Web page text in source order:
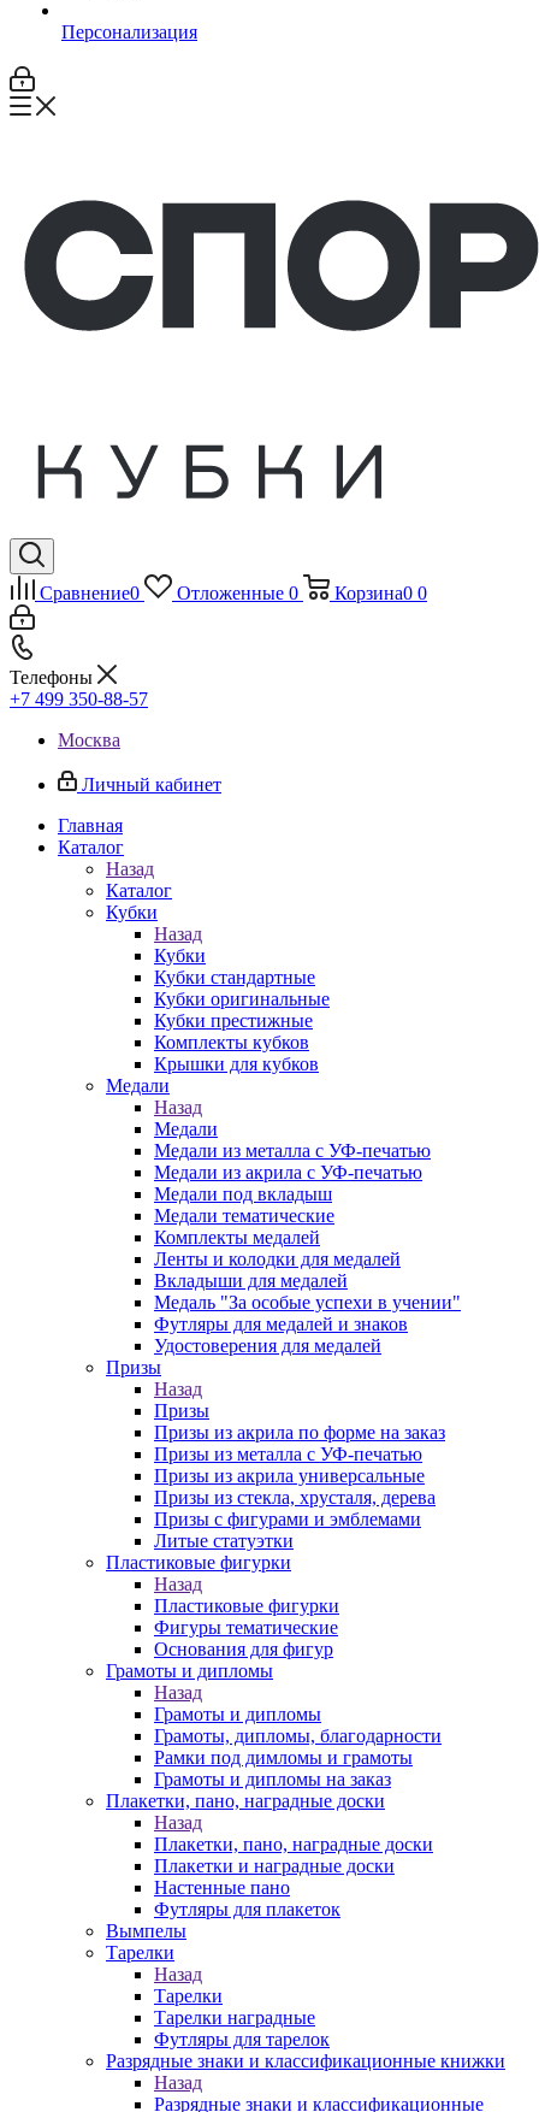
Персонализация
Сравнение0 Отложенные 0 Корзина0 0
Телефоны
+7 499 350-88-57
Москва
Личный кабинет
Главная
Каталог
Назад
Каталог
Кубки
Назад
Кубки
Кубки стандартные
Кубки оригинальные
Кубки престижные
Комплекты кубков
Крышки для кубков
Медали
Назад
Медали
Медали из металла с УФ-печатью
Медали из акрила с УФ-печатью
Медали под вкладыш
Медали тематические
Комплекты медалей
Ленты и колодки для медалей
Вкладыши для медалей
Медаль "За особые успехи в учении"
Футляры для медалей и знаков
Удостоверения для медалей
Призы
Назад
Призы
Призы из акрила по форме на заказ
Призы из металла с УФ-печатью
Призы из акрила универсальные
Призы из стекла, хрусталя, дерева
Призы с фигурами и эмблемами
Литые статуэтки
Пластиковые фигурки
Назад
Пластиковые фигурки
Фигуры тематические
Основания для фигур
Грамоты и дипломы
Назад
Грамоты и дипломы
Грамоты, дипломы, благодарности
Рамки под димломы и грамоты
Грамоты и дипломы на заказ
Плакетки, пано, наградные доски
Назад
Плакетки, пано, наградные доски
Плакетки и наградные доски
Настенные пано
Футляры для плакеток
Вымпелы
Тарелки
Назад
Тарелки
Тарелки наградные
Футляры для тарелок
Разрядные знаки и классификационные книжки
Назад
Разрядные знаки и классификационные